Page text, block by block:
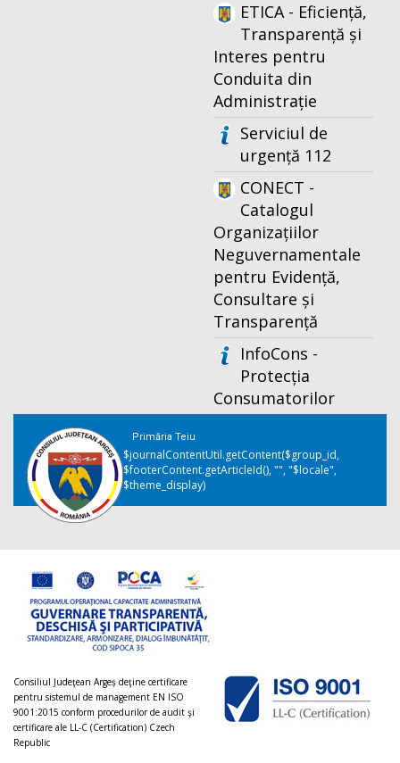
ETICA - Eficiență,
Transparență și
Interes pentru
Conduita din
Administrație
Serviciul de
urgență 112
CONECT -
Catalogul
Organizațiilor
Neguvernamentale
pentru Evidență,
Consultare și
Transparență
InfoCons -
Protecția
Consumatorilor
Primăria Teiu
$journalContentUtil.getContent($group_id,
$footerContent.getArticleId(), "", "$locale",
$theme_display)
Consiliul Judeţean Argeș deţine certificare
pentru sistemul de management EN ISO
9001:2015 conform procedurilor de audit şi
certificare ale LL-C (Certification) Czech
Republic